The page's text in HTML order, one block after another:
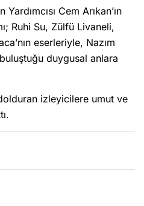
Cem Arıkan’ın
Ruhi Su, Zülfü Livaneli,
eserleriyle, Nazım
duygusal anlara
izleyicilere umut ve